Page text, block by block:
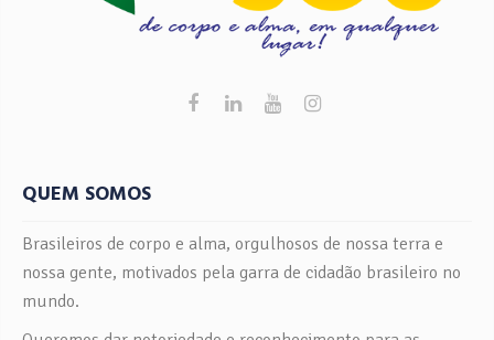
QUEM SOMOS
Brasileiros de corpo e alma, orgulhosos de nossa terra e
nossa gente, motivados pela garra de cidadão brasileiro no
mundo.